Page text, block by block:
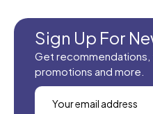
Sign Up For
Get recommendations,
promotions and more.